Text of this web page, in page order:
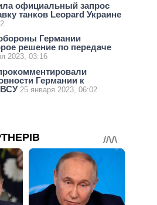
официальный запрос
танков Leopard Украине
Германии
решение по передаче
2023, 03:16
Германии к
ВСУ 25 января 2023, 06:02